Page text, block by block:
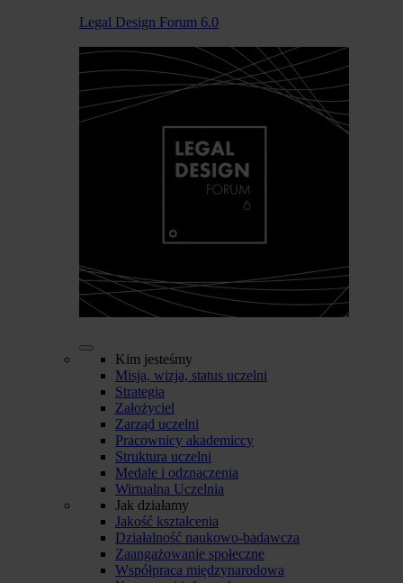
Legal Design Forum 6.0
Kim jesteśmy
Misja, wizja, status uczelni
Strategia
Założyciel
Zarząd uczelni
Pracownicy akademiccy
Struktura uczelni
Medale i odznaczenia
Wirtualna Uczelnia
Jak działamy
Jakość kształcenia
Działalność naukowo-badawcza
Zaangażowanie społeczne
Współpraca międzynarodowa